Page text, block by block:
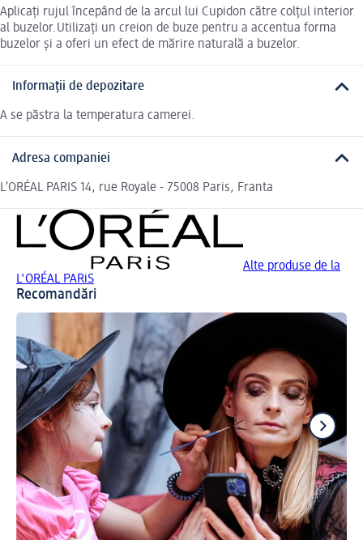
Aplicați rujul începând de la arcul lui Cupidon către colțul interior
al buzelor.Utilizați un creion de buze pentru a accentua forma
buzelor și a oferi un efect de mărire naturală a buzelor.
Informații de depozitare
A se păstra la temperatura camerei.
Adresa companiei
L’ORÉAL PARIS 14, rue Royale - 75008 Paris, Franta
Alte produse de la
L'ORÉAL PARiS
Recomandări